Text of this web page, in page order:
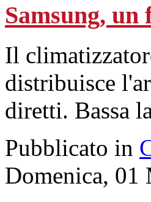
Samsung, un
Il
distribuisce
diretti. Bassa
Pubblicato in
Domenica, 01